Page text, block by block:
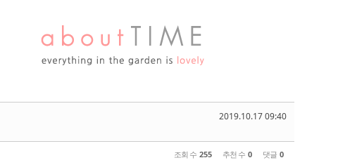
2019.10.17 09:40
조회 수 255 추천 수 0 댓글 0